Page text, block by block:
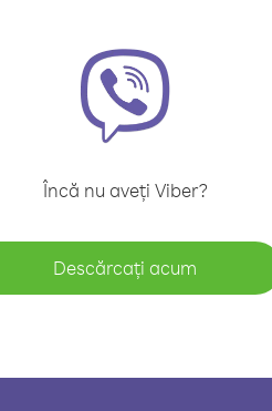
Încă nu aveți Viber?
Descărcați acum